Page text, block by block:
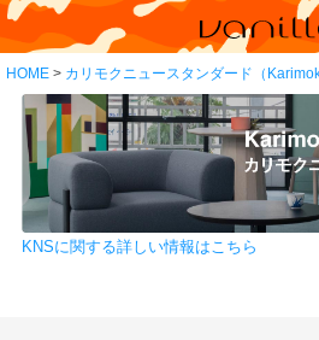
HOME カリモクニュースタンダード（
KNSに関する詳しい情報はこちら